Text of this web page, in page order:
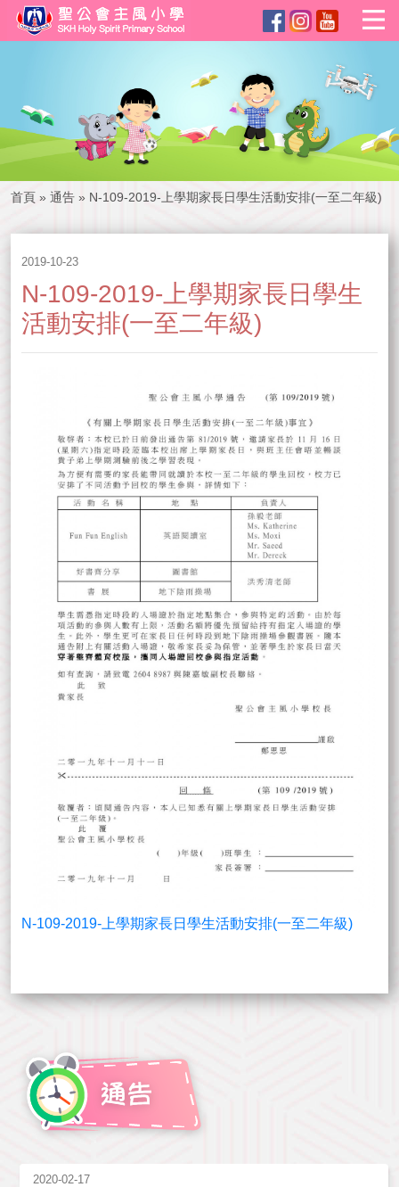
首頁 » 通告 » N-109-2019-上學期家長日學生活動安排(一至二年級)
2019-10-23
N-109-2019-上學期家長日學生
活動安排(一至二年級)
N-109-2019-上學期家長日學生活動安排(一至二年級)
2020-02-17